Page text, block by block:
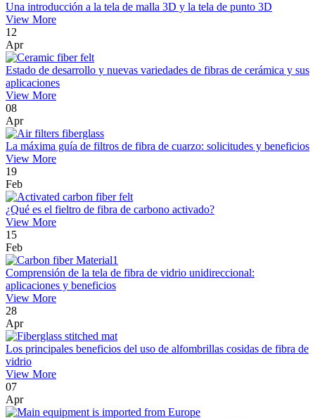
Una introducción a la tela de malla 3D y la tela de punto 3D
View More
12
Apr
Estado de desarrollo y nuevas variedades de fibras de cerámica y sus
aplicaciones
View More
08
Apr
La máxima guía de filtros de fibra de cuarzo: solicitudes y beneficios
View More
19
Feb
¿Qué es el fieltro de fibra de carbono activado?
View More
15
Feb
Comprensión de la tela de fibra de vidrio unidireccional:
aplicaciones y beneficios
View More
28
Apr
Los principales beneficios del uso de alfombrillas cosidas de fibra de
vidrio
View More
07
Apr